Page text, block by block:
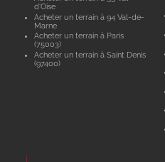
d'Oise
Acheter un terrain à 94 Val-de-
Marne
Acheter un terrain à Paris
(75003)
Acheter un terrain à Saint Denis
(97400)